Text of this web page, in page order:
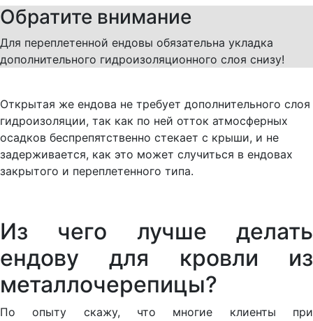
Обратите внимание
Для переплетенной ендовы обязательна укладка
дополнительного гидроизоляционного слоя снизу!
Открытая же ендова не требует дополнительного слоя
гидроизоляции, так как по ней отток атмосферных
осадков беспрепятственно стекает с крыши, и не
задерживается, как это может случиться в ендовах
закрытого и переплетенного типа.
Из чего лучше делать
ендову для кровли из
металлочерепицы?
По опыту скажу, что многие клиенты при